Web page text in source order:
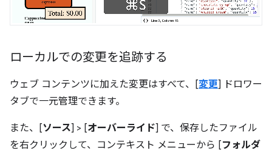
ローカルでの変更を追跡する
ウェブ コンテンツに加えた変更はすべて、[変更] ドロワー
タブで一元管理できます。
また、[ソース] > [オーバーライド] で、保存したファイル
を右クリックして、コンテキスト メニューから [フォルダ